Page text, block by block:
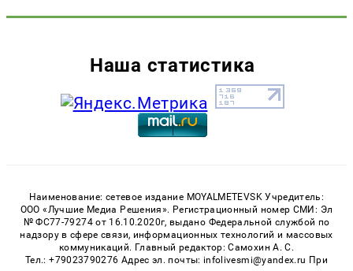
Наша статистика
Наименование: сетевое издание MOYALMETEVSK Учредитель:
ООО «Лучшие Медиа Решения». Регистрационный номер СМИ: Эл
№ ФС77-79274 от 16.10.2020г, выдано Федеральной службой по
надзору в сфере связи, информационных технологий и массовых
коммуникаций. Главный редактор: Самохин А. С.
Тел.: +79023790276 Адрес эл. почты: infolivesmi@yandex.ru При